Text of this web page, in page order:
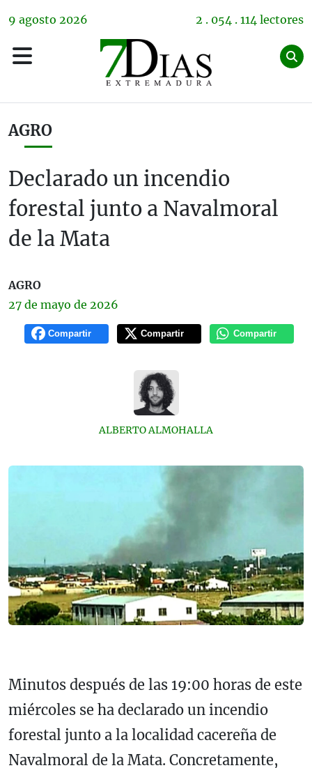
9 agosto 2026 2 . 054 . 114 lectores
AGRO
Declarado un incendio
forestal junto a Navalmoral
de la Mata
AGRO
27 de mayo de 2026
Compartir Compartir Compartir
ALBERTO ALMOHALLA
Minutos después de las 19:00 horas de este
miércoles se ha declarado un incendio
forestal junto a la localidad cacereña de
Navalmoral de la Mata. Concretamente,